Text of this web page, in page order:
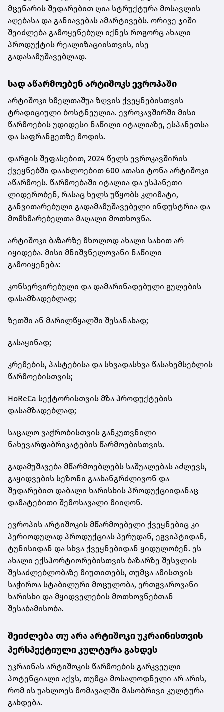
მცენარის შედარებით ღია სტრუქტურა მოსავლის
აღებასა და განიავებას ამარტივებს. ორივე ჯიში
შეიძლება გამოყენებულ იქნეს როგორც ახალი
პროდუქტის რეალიზაციისთვის, ისე
გადასამუშავებლად.
სად აწარმოებენ არტიშოკს ევროპაში
არტიშოკი ხმელთაშუა ზღვის ქვეყნებისთვის
ტრადიციული ბოსტნეულია. ევროკავშირში მისი
წარმოების უდიდესი ნაწილი იტალიაზე, ესპანეთსა
და საფრანგეთზე მოდის.
დარგის შეფასებით, 2024 წელს ევროკავშირის
ქვეყნებში დაახლოებით 600 ათასი ტონა არტიშოკი
აწარმოეს. წარმოებაში იტალია და ესპანეთი
ლიდერობენ, რასაც ხელს უწყობს კლიმატი,
განვითარებული გადამამუშავებელი ინდუსტრია და
მომხმარებელთა მაღალი მოთხოვნა.
არტიშოკი ბაზარზე მხოლოდ ახალი სახით არ
იყიდება. მისი მნიშვნელოვანი ნაწილი
გამოიყენება:
კონსერვირებული და დამარინადებული გულების
დასამზადებლად;
ზეთში ან მარილწყალში შესანახად;
გასაყინად;
კრემების, პასტებისა და სხვადასხვა წასახემსებლის
წარმოებისთვის;
HoReCa სექტორისთვის მზა პროდუქტების
დასამზადებლად;
საცალო ვაჭრობისთვის განკუთვნილი
ნახევარფაბრიკატების წარმოებისთვის.
გადამუშავება მწარმოებლებს საშუალებას აძლევს,
გაყიდვების სეზონი გაახანგრძლივონ და
შედარებით დაბალი ხარისხის პროდუქციიდანაც
დამატებითი შემოსავალი მიიღონ.
ევროპის არტიშოკის მწარმოებელი ქვეყნებიც კი
პერიოდულად პროდუქციას პერუდან, ეგვიპტიდან,
ტუნისიდან და სხვა ქვეყნებიდან ყიდულობენ. ეს
ახალი ექსპორტიორებისთვის ბაზარზე შესვლის
შესაძლებლობაზე მიუთითებს, თუმცა ამისთვის
საჭიროა სტაბილური მოცულობა, ერთგვაროვანი
ხარისხი და მყიდველების მოთხოვნებთან
შესაბამისობა.
შეიძლება თუ არა არტიშოკი უკრაინისთვის
პერსპექტიული კულტურა გახდეს
უკრაინას არტიშოკის წარმოების გარკვეული
პოტენციალი აქვს, თუმცა მოსალოდნელი არ არის,
რომ ის უახლოეს მომავალში მასობრივი კულტურა
გახდება.